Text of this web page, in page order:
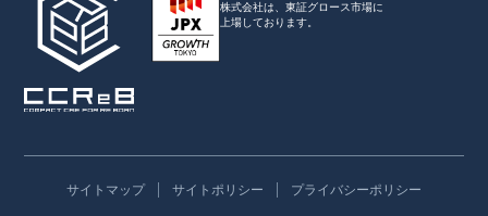
株式会社は、東証グロース市場に
上場しております。
サイトマップ サイトポリシー プライバシーポリシー